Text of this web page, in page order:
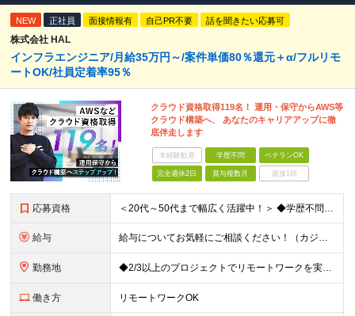
NEW 正社員 面接情報有 自己PR不要 話を聞きたい応募可
株式会社 HAL
インフラエンジニア/月給35万円～/案件単価80％還元＋α/フルリモ
ートOK/社員定着率95％
クラウド資格取得119名！ 運用・保守からAWS等
クラウド構築へ、 あなたのキャリアアップに徹
底伴走します
未経験歓迎 学歴不問 ベテランOK
完全週休2日 賞与複数月 面接1回
応募資格 ＜20代～50代まで幅広く活躍中！＞ ◆学歴不問 ◆何らかのインフラ関連の実務経験 ★経験年数不問/運用監視レベルも歓迎 ＜こんな方は大歓迎！＞ ◎今の収入に不満がある ◎もっと上流の案件で活躍した
給与 給与についてお気軽にご相談ください！（カジュアル面談可能） 月給35万円～＋各種手当＋賞与2回 ※固定残業代は、時間外労働の有無に関わらず40時間分を87,500円～支給 ※超過分は別途支給 ※試用
勤務地 ◆2/3以上のプロジェクトでリモートワークを実施中！ ≪自社拠点≫ ・東京本社／東京都千代田区丸の内二丁目6番1号 丸の内パークビルディング6階 ・関西支社／⼤阪府⼤阪市中央区安⼟町2-3-13 ⼤
働き方 リモートワークOK